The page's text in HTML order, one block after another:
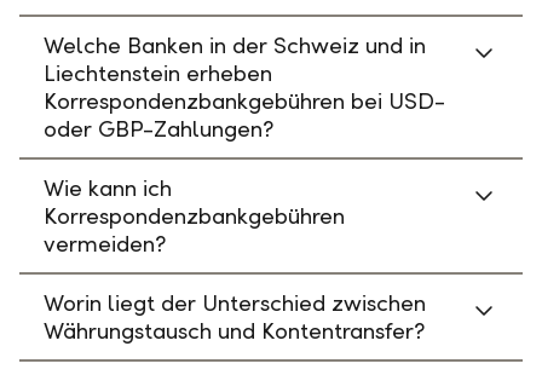
Welche Banken in der Schweiz und in
Liechtenstein erheben
Korrespondenzbankgebühren bei USD-
oder GBP-Zahlungen?
Wie kann ich
Korrespondenzbankgebühren
vermeiden?
Worin liegt der Unterschied zwischen
Währungstausch und Kontentransfer?